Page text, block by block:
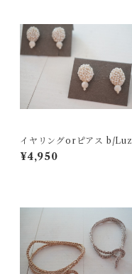
イヤリングorピアス b/Luz
¥4,950